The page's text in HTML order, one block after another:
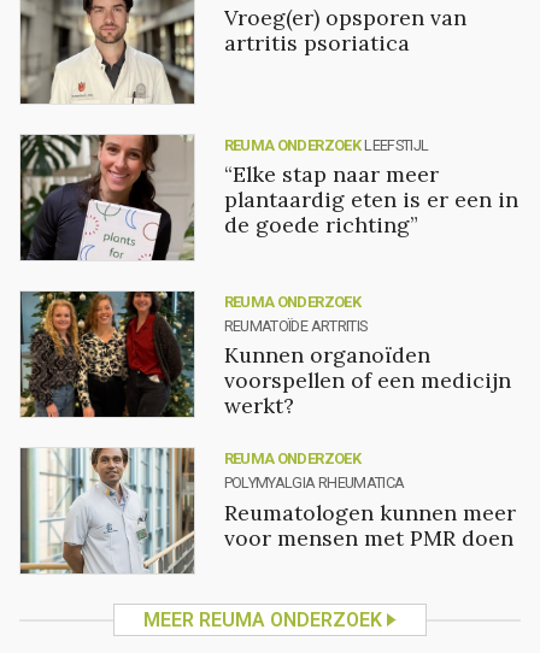
Vroeg(er) opsporen van
artritis psoriatica
REUMA ONDERZOEK LEEFSTIJL
“Elke stap naar meer
plantaardig eten is er een in
de goede richting”
REUMA ONDERZOEK
REUMATOÏDE ARTRITIS
Kunnen organoïden
voorspellen of een medicijn
werkt?
REUMA ONDERZOEK
POLYMYALGIA RHEUMATICA
Reumatologen kunnen meer
voor mensen met PMR doen
MEER REUMA ONDERZOEK